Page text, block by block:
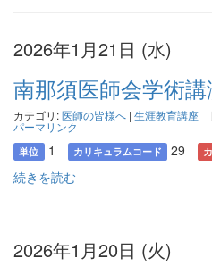
2026年1月21日 (水)
南那須医師会学術
カテゴリ:医師の皆様へ | 生涯教育講座
パーマリンク
単位 1 カリキュラムコード 29
続きを読む
2026年1月20日 (火)